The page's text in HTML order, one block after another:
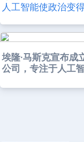
人工智能使政治变
埃隆·马斯克宣布成
公司，专注于人工